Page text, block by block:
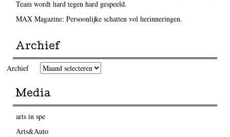
Team wordt hard tegen hard gespeeld.
MAX Magazine: Persoonlijke schatten vol herinneringen.
Archief
Archief
Media
arts in spe
Arts&Auto